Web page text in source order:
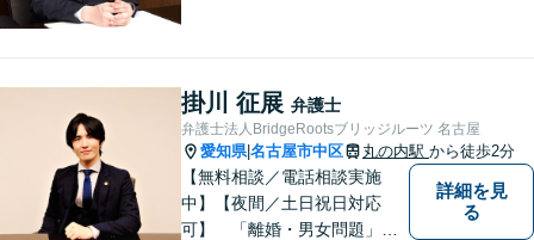
弁護士と事務職員が力を合わ
せ、依頼者のみなさまに満足
していただけるようサポート
いたします！
掛川 征展 弁護士
弁護士法人BridgeRootsブリッジルーツ 名古屋
愛知県|名古屋市中区 丸の内駅 から徒歩2分
【無料相談／電話相談実施
中】【夜間／土日祝日対応
可】 「離婚・男女問題」
詳細を見
る